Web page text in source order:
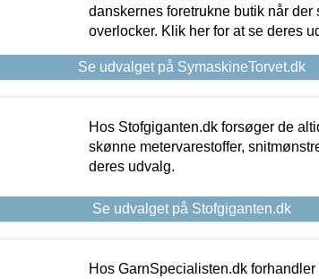
danskernes foretrukne butik når
overlocker. Klik her for at se deres
Se udvalget på SymaskineTorvet.dk
Hos Stofgiganten.dk forsøger de
skønne metervarestoffer,
deres udvalg.
Se udvalget på Stofgiganten.dk
Hos GarnSpecialisten.dk